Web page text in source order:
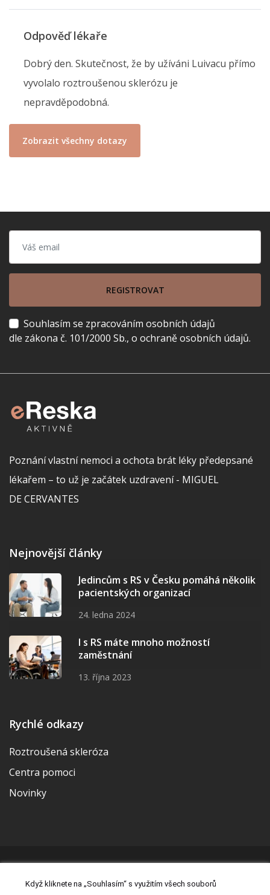
Odpověď lékaře
Dobrý den. Skutečnost, že by užíváni Luivacu přímo
vyvolalo roztroušenou sklerózu je
nepravděpodobná.
Zobrazit všechny dotazy
REGISTROVAT
Souhlasím se zpracováním osobních údajů
dle zákona č. 101/2000 Sb., o ochraně osobních údajů.
Poznání vlastní nemoci a ochota brát léky předepsané
lékařem – to už je začátek uzdravení - MIGUEL
DE CERVANTES
Nejnovější články
Jedincům s RS v Česku pomáhá několik
pacientských organizací
24. ledna 2024
I s RS máte mnoho možností
zaměstnání
13. října 2023
Rychlé odkazy
Roztroušená skleróza
Centra pomoci
Novinky
Právní prohlášení|Prohlášení o cookies|Nastavení cookies
Když kliknete na „Souhlasím“ s využitím všech souborů